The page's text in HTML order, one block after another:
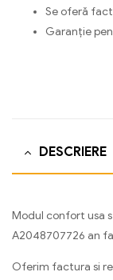
Se oferă
Garanție
DESCRIERE
Modul confort usa
A2048707726 an
Oferim factura si